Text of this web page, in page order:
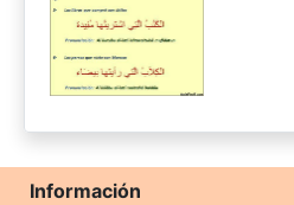
Información